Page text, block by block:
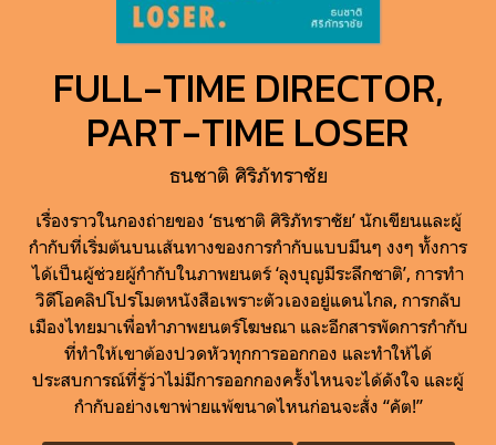
FULL-TIME DIRECTOR,
PART-TIME LOSER
ธนชาติ ศิริภัทราชัย
เรื่องราวในกองถ่ายของ ‘ธนชาติ ศิริภัทราชัย’ นักเขียนและผู้
กำกับที่เริ่มต้นบนเส้นทางของการกำกับแบบมึนๆ งงๆ ทั้งการ
ได้เป็นผู้ช่วยผู้กำกับในภาพยนตร์ ‘ลุงบุญมีระลึกชาติ’, การทำ
วิดีโอคลิปโปรโมตหนังสือเพราะตัวเองอยู่แดนไกล, การกลับ
เมืองไทยมาเพื่อทำภาพยนตร์โฆษณา และอีกสารพัดการกำกับ
ที่ทำให้เขาต้องปวดหัวทุกการออกกอง และทำให้ได้
ประสบการณ์ที่รู้ว่าไม่มีการออกกองครั้งไหนจะได้ดังใจ และผู้
กำกับอย่างเขาพ่ายแพ้ขนาดไหนก่อนจะสั่ง “คัต!”